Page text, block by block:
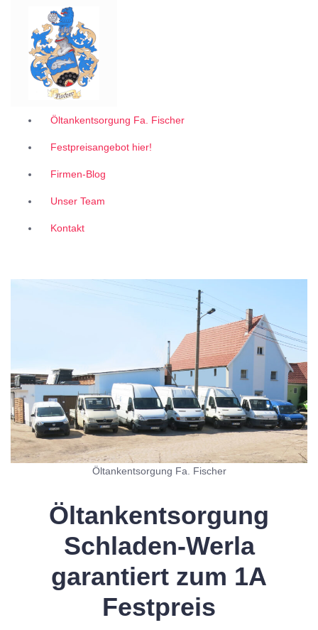
Garantiert zum 1A Festpreis
Öltankentsorgung Fa. Fischer
Festpreisangebot hier!
Firmen-Blog
Unser Team
Kontakt
Öltankentsorgung Fa. Fischer
Öltankentsorgung
Schladen-Werla
garantiert zum 1A
Festpreis